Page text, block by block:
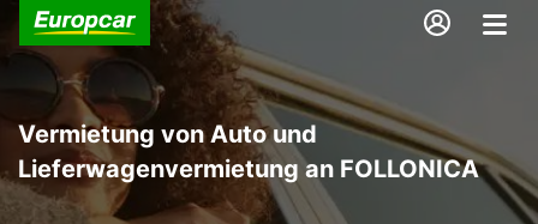
Vermietung von Auto und
Lieferwagenvermietung an FOLLONICA